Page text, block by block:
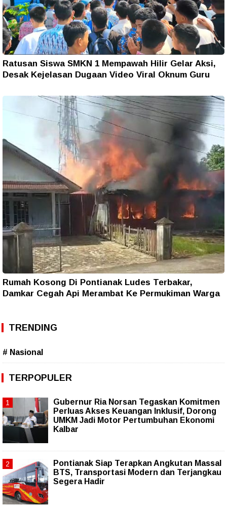
Ratusan Siswa SMKN 1 Mempawah Hilir Gelar Aksi,
Desak Kejelasan Dugaan Video Viral Oknum Guru
Rumah Kosong Di Pontianak Ludes Terbakar,
Damkar Cegah Api Merambat Ke Permukiman Warga
TRENDING
# Nasional
TERPOPULER
Gubernur Ria Norsan Tegaskan Komitmen
Perluas Akses Keuangan Inklusif, Dorong
UMKM Jadi Motor Pertumbuhan Ekonomi
Kalbar
Pontianak Siap Terapkan Angkutan Massal
BTS, Transportasi Modern dan Terjangkau
Segera Hadir